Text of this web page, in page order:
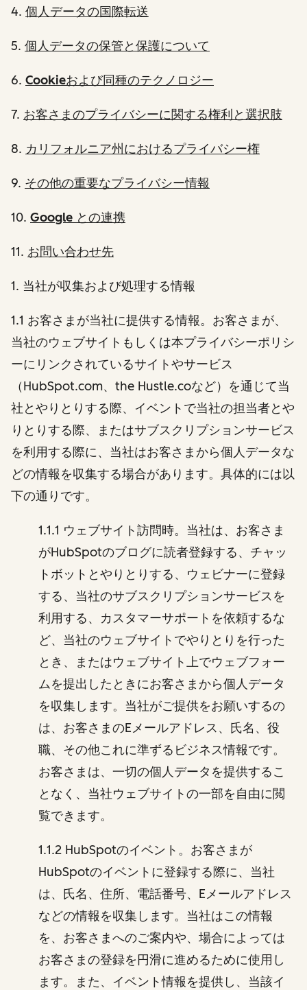
4. 個人データの国際転送
5. 個人データの保管と保護について
6. Cookieおよび同種のテクノロジー
7. お客さまのプライバシーに関する権利と選択肢
8. カリフォルニア州におけるプライバシー権
9. その他の重要なプライバシー情報
10. Google との連携
11. お問い合わせ先
1. 当社が収集および処理する情報
1.1 お客さまが当社に提供する情報。お客さまが、
当社のウェブサイトもしくは本プライバシーポリシ
ーにリンクされているサイトやサービス
（HubSpot.com、the Hustle.coなど）を通じて当
社とやりとりする際、イベントで当社の担当者とや
りとりする際、またはサブスクリプションサービス
を利用する際に、当社はお客さまから個人データな
どの情報を収集する場合があります。具体的には以
下の通りです。
1.1.1 ウェブサイト訪問時。当社は、お客さま
がHubSpotのブログに読者登録する、チャッ
トボットとやりとりする、ウェビナーに登録
する、当社のサブスクリプションサービスを
利用する、カスタマーサポートを依頼するな
ど、当社のウェブサイトでやりとりを行った
とき、またはウェブサイト上でウェブフォー
ムを提出したときにお客さまから個人データ
を収集します。当社がご提供をお願いするの
は、お客さまのEメールアドレス、氏名、役
職、その他これに準ずるビジネス情報です。
お客さまは、一切の個人データを提供するこ
となく、当社ウェブサイトの一部を自由に閲
覧できます。
1.1.2 HubSpotのイベント。お客さまが
HubSpotのイベントに登録する際に、当社
は、氏名、住所、電話番号、Eメールアドレス
などの情報を収集します。当社はこの情報
を、お客さまへのご案内や、場合によっては
お客さまの登録を円滑に進めるために使用し
ます。また、イベント情報を提供し、当該イ